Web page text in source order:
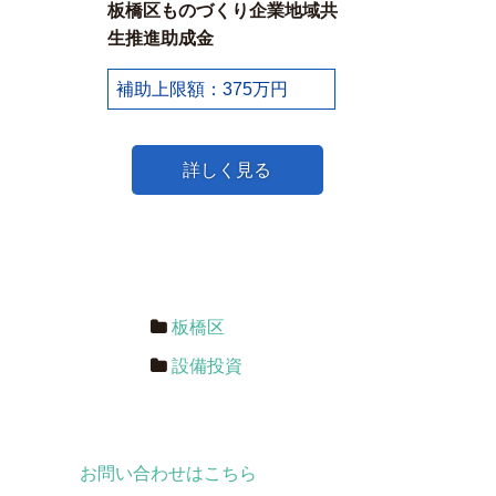
板橋区ものづくり企業地域共
生推進助成金
補助上限額：375万円
詳しく見る
板橋区
設備投資
お問い合わせはこちら